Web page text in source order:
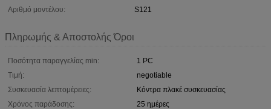
Αριθμό μοντέλου:
S121
Πληρωμής & Αποστολής Όροι
Ποσότητα παραγγελίας min:
1 PC
Τιμή:
negotiable
Συσκευασία λεπτομέρειες:
Κόντρα πλακέ συσκευασίας
Χρόνος παράδοσης:
25 ημέρες